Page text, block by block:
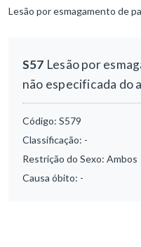
Lesão por esmagamento de
S57 Lesão por
não especificada do
Código: S579
Classificação: -
Restrição do Sexo: Ambos
Causa óbito: -